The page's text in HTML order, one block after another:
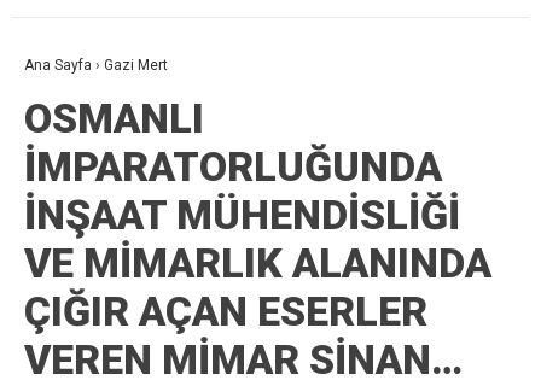
Ana Sayfa › Gazi Mert
OSMANLI
İMPARATORLUĞUNDA
İNŞAAT MÜHENDİSLİĞİ
VE MİMARLIK ALANINDA
ÇIĞIR AÇAN ESERLER
VEREN MİMAR SİNAN…